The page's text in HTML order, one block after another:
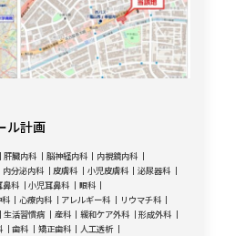
ル計画
肝臓内科 脳神経内科
内視鏡内科
内分泌内科 皮膚科 小児皮膚科
泌尿器科
鼻科 小児耳鼻科
眼科
心療内科 アレルギー科
リウマチ科
生活習慣病 産科 緩和ケア外科
形成外科
歯科 矯正歯科 人工透析